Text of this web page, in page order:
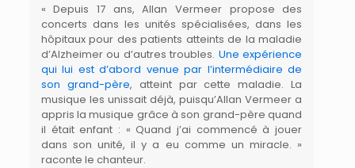
« Depuis 17 ans, Allan Vermeer propose des
concerts dans les unités spécialisées, dans les
hôpitaux pour des patients atteints de la maladie
d’Alzheimer ou d’autres troubles. Une expérience
qui lui est d’abord venue par l’intermédiaire de
son grand-père, atteint par cette maladie. La
musique les unissait déjà, puisqu’Allan Vermeer a
appris la musique grâce à son grand-père quand
il était enfant : « Quand j’ai commencé à jouer
dans son unité, il y a eu comme un miracle. »
raconte le chanteur.